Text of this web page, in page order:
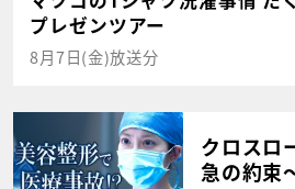
プレゼンツアー
8月7日(金)放送分
クロスロ
急の約束